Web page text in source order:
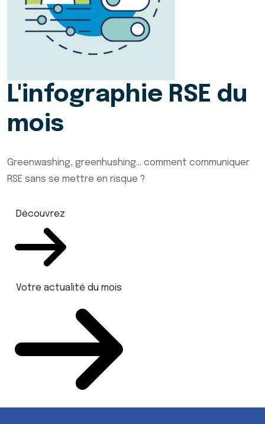
L'infographie RSE du
mois
Greenwashing, greenhushing… comment communiquer
RSE sans se mettre en risque ?
Découvrez
Votre actualité du mois